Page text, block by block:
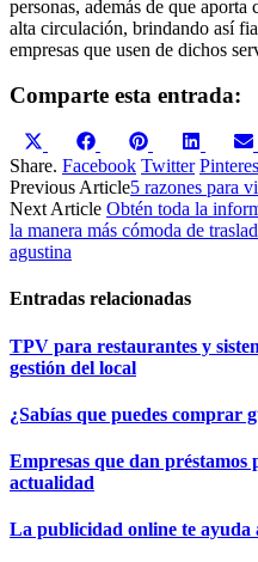
personas, además de que
alta circulación, brindando así
empresas que usen de dichos
Comparte esta entrada:
Compartir
en
X
(Twitter)
Compartir
en
Facebook
Compartir
en
Pinterest
en
Share. Facebook Twitter
Previous Article5 razones para
Next Article Obtén toda la
la manera más cómoda de
agustina
Entradas relacionadas
TPV para restaurantes y
gestión del local
¿Sabías que puedes comprar
Empresas que dan
actualidad
La publicidad online te ayuda